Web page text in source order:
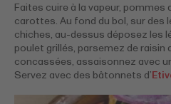
Faites cuire à la vapeur,
carottes. Au fond du bol, sur des
chiches, au-dessus déposez les
poulet grillés, parsemez de raisin
concassées, assaisonnez avec
Servez avec des bâtonnets d’